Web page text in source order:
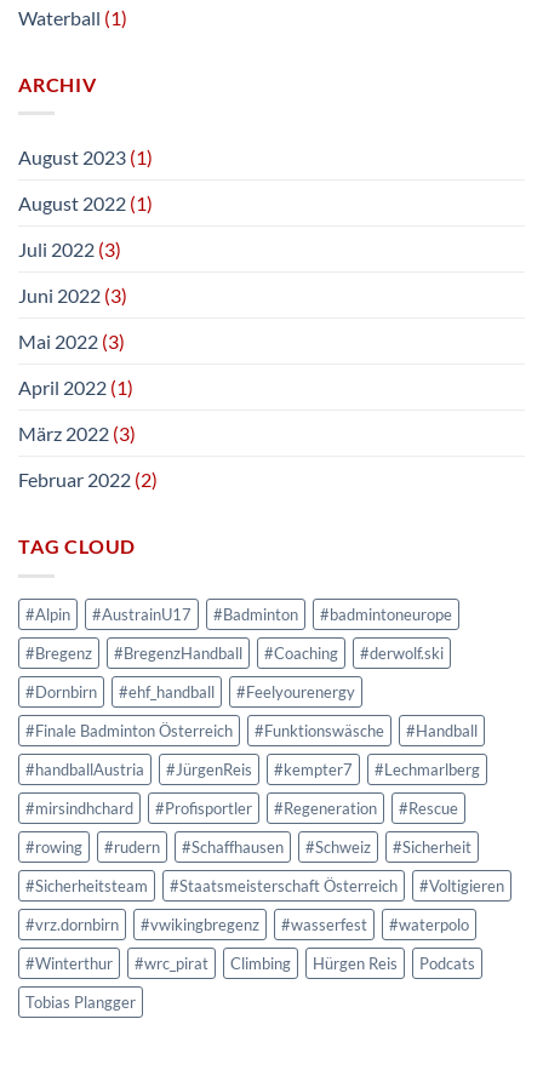
Waterball (1)
ARCHIV
August 2023 (1)
August 2022 (1)
Juli 2022 (3)
Juni 2022 (3)
Mai 2022 (3)
April 2022 (1)
März 2022 (3)
Februar 2022 (2)
TAG CLOUD
#Alpin #AustrainU17 #Badminton
#badmintoneurope
#Bregenz
#BregenzHandball #Coaching
#derwolf.ski
#Dornbirn
#ehf_handball
#Feelyourenergy
#Finale Badminton Österreich
#Funktionswäsche
#Handball
#handballAustria
#JürgenReis #kempter7
#Lechmarlberg
#mirsindhchard
#Profisportler #Regeneration
#Rescue
#rowing
#rudern #Schaffhausen #Schweiz
#Sicherheit
#Sicherheitsteam
#Staatsmeisterschaft Österreich
#Voltigieren
#vrz.dornbirn
#vwikingbregenz #wasserfest
#waterpolo
#Winterthur
#wrc_pirat Climbing Hürgen Reis
Podcats
Tobias Plangger